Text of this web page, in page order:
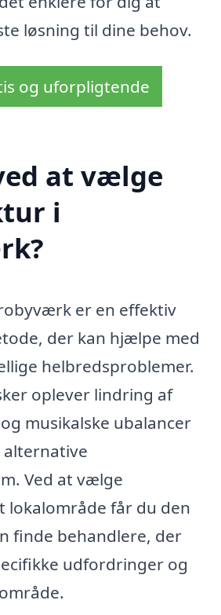
løsning til dine behov.
og uforpligtende
at vælge
i
er en effektiv
der kan hjælpe med
helbredsproblemer.
oplever lindring af
musikalske ubalancer
alternative
Ved at vælge
lokalområde får du den
finde behandlere, der
udfordringer og